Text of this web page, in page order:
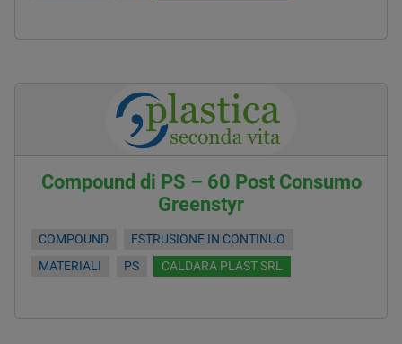
Compound di PS – 60 Post Consumo
Greenstyr
COMPOUND
ESTRUSIONE IN CONTINUO
MATERIALI
PS CALDARA PLAST SRL